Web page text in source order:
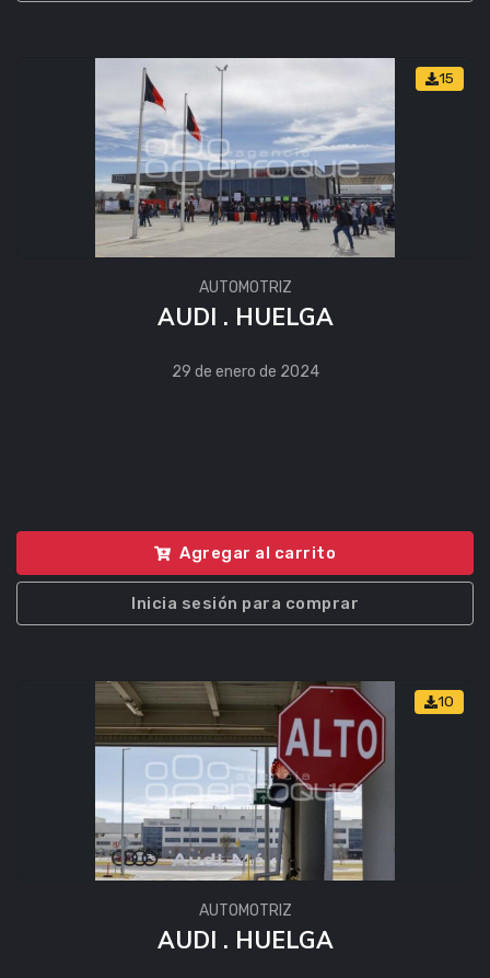
15
AUTOMOTRIZ
AUDI . HUELGA
29 de enero de 2024
Agregar al carrito
Inicia sesión para comprar
10
AUTOMOTRIZ
AUDI . HUELGA